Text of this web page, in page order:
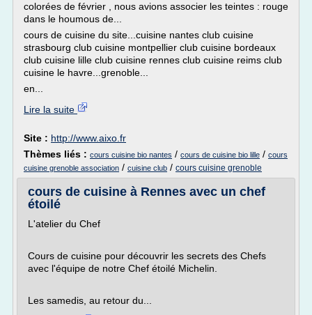
colorées de février , nous avions associer les teintes : rouge
dans le houmous de...
cours de cuisine du site...cuisine nantes club cuisine
strasbourg club cuisine montpellier club cuisine bordeaux
club cuisine lille club cuisine rennes club cuisine reims club
cuisine le havre...grenoble...
en...
Lire la suite
Site : http://www.aixo.fr
Thèmes liés : cours cuisine bio nantes / cours de cuisine bio lille / cours
cuisine grenoble association / cuisine club / cours cuisine grenoble
cours de cuisine à Rennes avec un chef
étoilé
L'atelier du Chef
Cours de cuisine pour découvrir les secrets des Chefs
avec l'équipe de notre Chef étoilé Michelin.
Les samedis, au retour du...